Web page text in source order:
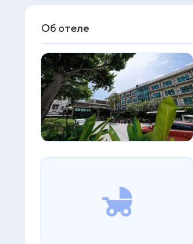
Об отеле